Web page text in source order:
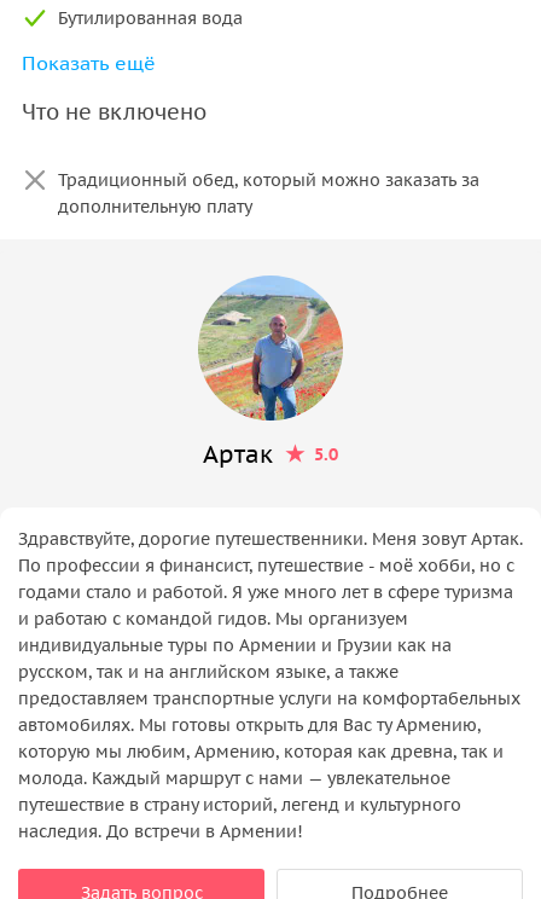
Бутилированная вода
Бесплатный Wi-Fi
Трансфер (встреча и возвращение в ваш отель)
Показать ещё
Что не включено
Традиционный обед, который можно заказать за
дополнительную плату
Артак 5.0
Здравствуйте, дорогие путешественники. Меня зовут Артак.
По профессии я финансист, путешествие - моё хобби, но с
годами стало и работой. Я уже много лет в сфере туризма
и работаю с командой гидов. Мы организуем
индивидуальные туры по Армении и Грузии как на
русском, так и на английском языке, а также
предоставляем транспортные услуги на комфортабельных
автомобилях. Мы готовы открыть для Вас ту Армению,
которую мы любим, Армению, которая как древна, так и
молода. Каждый маршрут с нами — увлекательное
путешествие в страну историй, легенд и культурного
наследия. До встречи в Армении!
Задать вопрос Подробнее